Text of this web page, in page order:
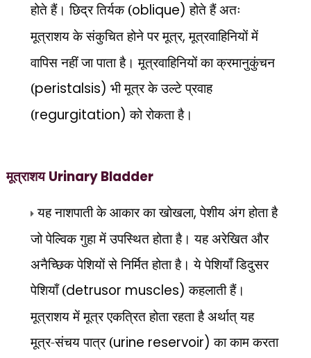
होते हैं। छिद्र तिर्यक (oblique)होते हैं अतः
मूत्राशय के संकुचित होने पर मूत्र,मूत्रवाहिनियों में
वापिस नहीं जा पाता है। मूत्रवाहिनियों का क्रमानुकुंचन
(peristalsis) भी मूत्र के उल्टे प्रवाह
(regurgitation)को रोकता है।
मूत्राशय Urinary Bladder
यह नाशपाती के आकार का खोखला,पेशीय अंग होता है
जो पेल्विक गुहा में उपस्थित होता है। यह अरेखित और
अनैच्छिक पेशियों से निर्मित होता है। ये पेशियाँ डिदुसर
पेशियाँ (detrusor muscles)कहलाती हैं।
मूत्राशय में मूत्र एकत्रित होता रहता है अर्थात् यह
मूत्र-संचय पात्र (urine reservoir)का काम करता